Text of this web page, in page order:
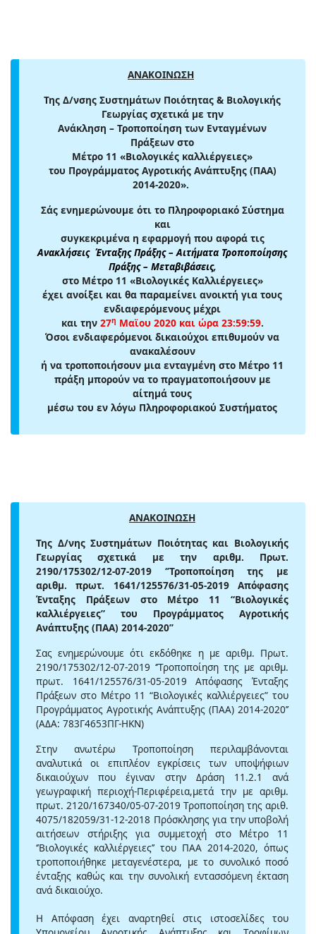
ΑΝΑΚΟΙΝΩΣΗ
Της Δ/νσης Συστημάτων Ποιότητας & Βιολογικής
Γεωργίας σχετικά με την
Ανάκληση – Τροποποίηση των Ενταγμένων
Πράξεων στο
Μέτρο 11 «Βιολογικές καλλιέργειες»
του Προγράμματος Αγροτικής Ανάπτυξης (ΠΑΑ)
2014-2020».
Σάς ενημερώνουμε ότι το Πληροφοριακό Σύστημα
και
συγκεκριμένα η εφαρμογή που αφορά τις
Ανακλήσεις Ένταξης Πράξης – Αιτήματα Τροποποίησης
Πράξης – Μεταβιβάσεις,
στο Μέτρο 11 «Βιολογικές Καλλιέργειες»
έχει ανοίξει και θα παραμείνει ανοικτή για τους
ενδιαφερόμενους μέχρι
και την 27η Μαϊου 2020 και ώρα 23:59:59.
Όσοι ενδιαφερόμενοι δικαιούχοι επιθυμούν να
ανακαλέσουν
ή να τροποποιήσουν μια ενταγμένη στο Μέτρο 11
πράξη μπορούν να το πραγματοποιήσουν με
αίτημά τους
μέσω του εν λόγω Πληροφοριακού Συστήματος
ΑΝΑΚΟΙΝΩΣΗ
Της Δ/νης Συστημάτων Ποιότητας και Βιολογικής
Γεωργίας σχετικά με την αριθμ. Πρωτ.
2190/175302/12-07-2019 ‘’Τροποποίηση της με
αριθμ. πρωτ. 1641/125576/31-05-2019 Απόφασης
Ένταξης Πράξεων στο Μέτρο 11 “Βιολογικές
καλλιέργειες” του Προγράμματος Αγροτικής
Ανάπτυξης (ΠΑΑ) 2014-2020’’
Σας ενημερώνουμε ότι εκδόθηκε η με αριθμ. Πρωτ.
2190/175302/12-07-2019 ‘’Τροποποίηση της με αριθμ.
πρωτ. 1641/125576/31-05-2019 Απόφασης Ένταξης
Πράξεων στο Μέτρο 11 “Βιολογικές καλλιέργειες” του
Προγράμματος Αγροτικής Ανάπτυξης (ΠΑΑ) 2014-2020’’
(ΑΔΑ: 783Γ4653ΠΓ-ΗΚΝ)
Στην ανωτέρω Τροποποίηση περιλαμβάνονται
αναλυτικά οι επιπλέον εγκρίσεις των υποψήφιων
δικαιούχων που έγιναν στην Δράση 11.2.1 ανά
γεωγραφική περιοχή-Περιφέρεια,μετά την με αριθμ.
πρωτ. 2120/167340/05-07-2019 Τροποποίηση της αριθ.
4075/182059/31-12-2018 Πρόσκλησης για την υποβολή
αιτήσεων στήριξης για συμμετοχή στο Μέτρο 11
‘’Βιολογικές καλλιέργειες’’ του ΠΑΑ 2014-2020, όπως
τροποποιήθηκε μεταγενέστερα, με το συνολικό ποσό
ένταξης καθώς και την συνολική εντασσόμενη έκταση
ανά δικαιούχο.
Η Απόφαση έχει αναρτηθεί στις ιστοσελίδες του